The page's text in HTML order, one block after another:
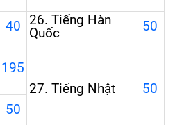
40 26. Tiếng Hàn
Quốc
50
195
27. Tiếng Nhật
50
50